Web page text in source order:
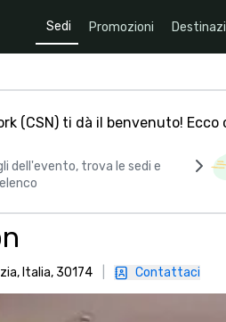
Sedi Promozioni
(CSN) ti dà il benvenuto! Ecco
dell'evento, trova le sedi e
Italia, 30174 Contattaci